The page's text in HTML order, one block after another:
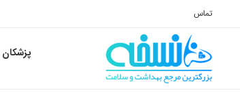
تماس
پزشکان